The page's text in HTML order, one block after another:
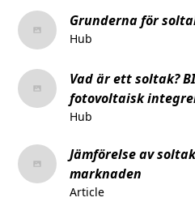
Grunderna för
Hub
Vad är ett soltak?
fotovoltaisk
Hub
Jämförelse av
marknaden
Article